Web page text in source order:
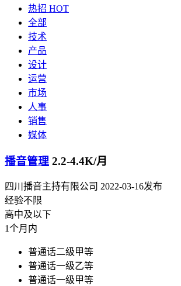
热招 HOT
全部
技术
产品
设计
运营
市场
人事
销售
媒体
播音管理 2.2-4.4K/月
四川播音主持有限公司 2022-03-16发布
经验不限
高中及以下
1个月内
普通话二级甲等
普通话一级乙等
普通话一级甲等